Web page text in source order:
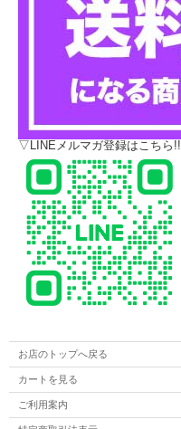
▽LINEメルマガ登録はこちら!!
お店のトップへ戻る
カートを見る
ご利用案内